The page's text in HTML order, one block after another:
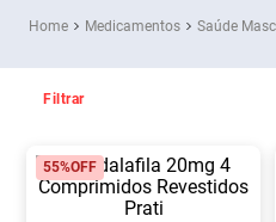
Medicamentos Saúde
Filtrar
55%OFF
1 º Fralda
3º
5º Fralda G
Desodorante